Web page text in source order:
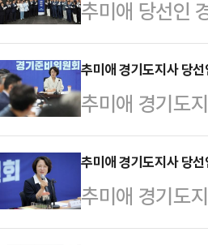
추미애 당선인
정안에서 수도
24일 언론 공지
의 목표 아래
체 산업을 국가
이 심화되는 상
히 반도체 산업
도의 반도체 경
추미애 경기도지사 당
추미애 경기도
공지능(AI) 행
구상을 밝혔다.
신설을 전면 유
열린 '경기도정
추미애 경기도지사 당
추미애 경기도
전면적인 원인